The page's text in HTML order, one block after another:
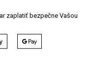
zaplatiť bezpečne Vašou